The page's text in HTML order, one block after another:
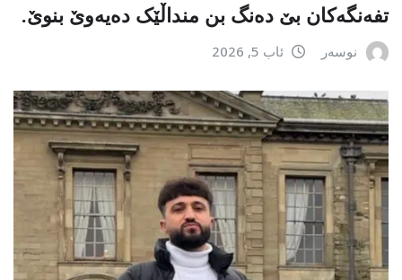
تفەنگەکان بێ دەنگ بن منداڵێک دەیەوێ بنوێ.
نوسەر ئاب 5, 2026